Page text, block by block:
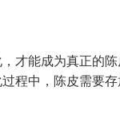
才能成为真正的
程中，陈皮需要